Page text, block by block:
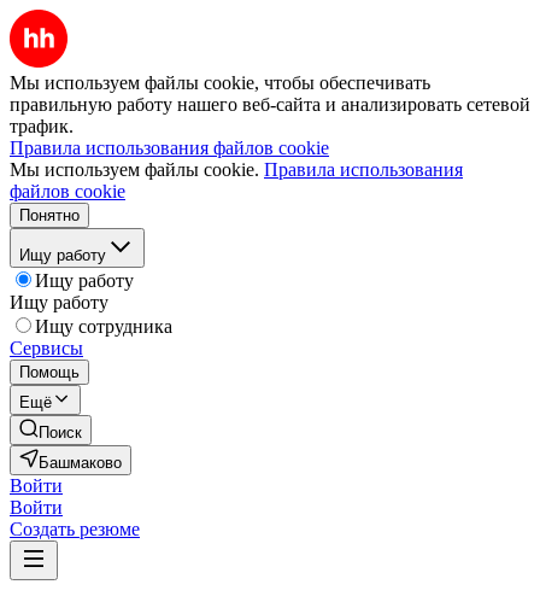
Мы используем файлы cookie, чтобы обеспечивать
правильную работу нашего веб-сайта и анализировать сетевой
трафик.
Правила использования файлов cookie
Мы используем файлы cookie. Правила использования
файлов cookie
Понятно
Ищу работу
Ищу работу
Ищу работу
Ищу сотрудника
Сервисы
Помощь
Ещё
Поиск
Башмаково
Войти
Войти
Создать резюме